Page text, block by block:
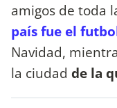
amigos de toda
país fue el
Navidad,
la ciudad de la